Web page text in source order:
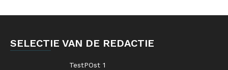
SELECTIE VAN DE REDACTIE
TestPOst 1